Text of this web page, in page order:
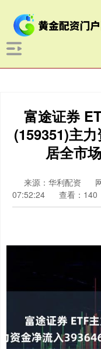
富途证券
(159351)主
居全市
来源：华利配资
07:52:24
查看：140